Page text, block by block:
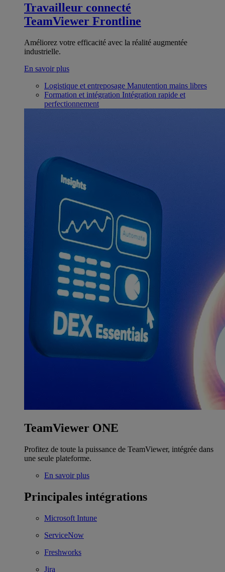
Travailleur connecté
TeamViewer Frontline
Améliorez votre efficacité avec la réalité augmentée
industrielle.
En savoir plus
Logistique et entreposage Manutention mains libres
Formation et intégration Intégration rapide et
perfectionnement
TeamViewer ONE
Profitez de toute la puissance de TeamViewer, intégrée dans
une seule plateforme.
En savoir plus
Principales intégrations
Microsoft Intune
ServiceNow
Freshworks
Jira